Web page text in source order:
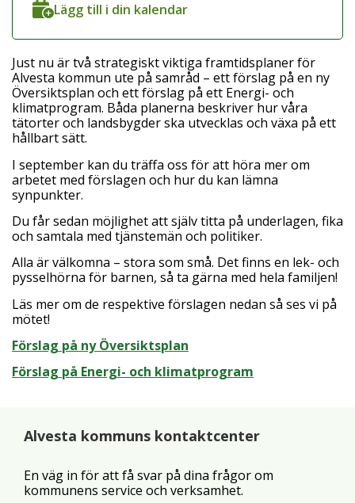
Lägg till i din kalendar
Just nu är två strategiskt viktiga framtidsplaner för
Alvesta kommun ute på samråd – ett förslag på en ny
Översiktsplan och ett förslag på ett Energi- och
klimatprogram. Båda planerna beskriver hur våra
tätorter och landsbygder ska utvecklas och växa på ett
hållbart sätt.
I september kan du träffa oss för att höra mer om
arbetet med förslagen och hur du kan lämna
synpunkter.
Du får sedan möjlighet att själv titta på underlagen, fika
och samtala med tjänstemän och politiker.
Alla är välkomna – stora som små. Det finns en lek- och
pysselhörna för barnen, så ta gärna med hela familjen!
Läs mer om de respektive förslagen nedan så ses vi på
mötet!
Förslag på ny Översiktsplan
Förslag på Energi- och klimatprogram
Alvesta kommuns kontaktcenter
En väg in för att få svar på dina frågor om
kommunens service och verksamhet.